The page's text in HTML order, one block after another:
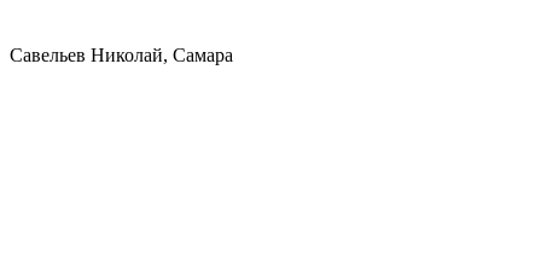
Савельев Николай, Самара